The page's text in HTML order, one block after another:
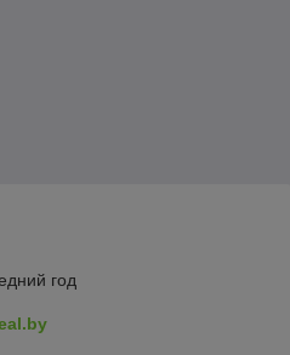
год